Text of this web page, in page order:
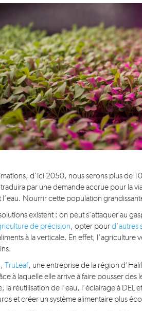
savoir plus...
d’ici 2050, nous serons plus de
par une demande accrue pour la
l’eau. Nourrir cette population
existent : on peut s’attaquer au
de précision, opter pourd’autres
à la verticale. En effet,
TruLeaf, une entreprise de la région
à laquelle elle arrive à faire pousser
la réutilisation de l’eau, l’éclairage à
et créer un système alimentaire plus